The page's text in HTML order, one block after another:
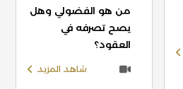
من هو الفضولي وهل
يصح تصرفه في
العقود؟
شاهد المزيد